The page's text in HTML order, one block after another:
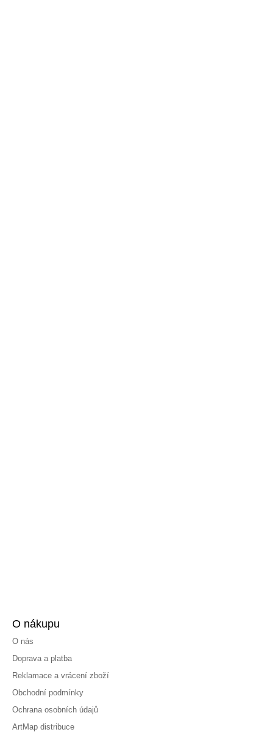
O nákupu
O nás
Doprava a platba
Reklamace a vrácení zboží
Obchodní podmínky
Ochrana osobních údajů
ArtMap distribuce